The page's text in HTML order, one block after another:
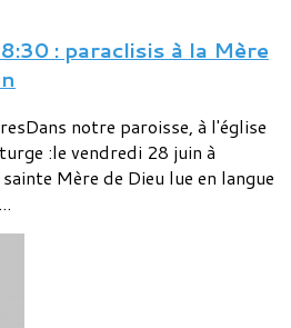
: paraclisis à la Mère
notre paroisse, à l'église
:le vendredi 28 juin à
Mère de Dieu lue en langue